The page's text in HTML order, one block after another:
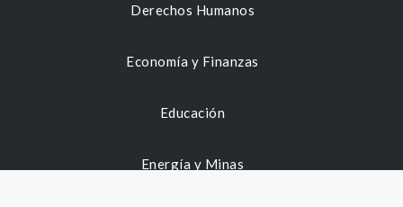
Derechos Humanos
Economía y Finanzas
Educación
Energía y Minas